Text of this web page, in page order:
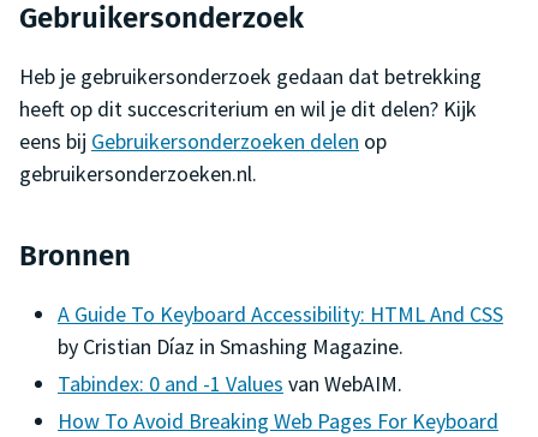
Gebruikersonderzoek
Heb je gebruikersonderzoek gedaan dat betrekking
heeft op dit succescriterium en wil je dit delen? Kijk
eens bij Gebruikersonderzoeken delen op
gebruikersonderzoeken.nl.
Bronnen
A Guide To Keyboard Accessibility: HTML And CSS
by Cristian Díaz in Smashing Magazine.
Tabindex: 0 and -1 Values van WebAIM.
How To Avoid Breaking Web Pages For Keyboard